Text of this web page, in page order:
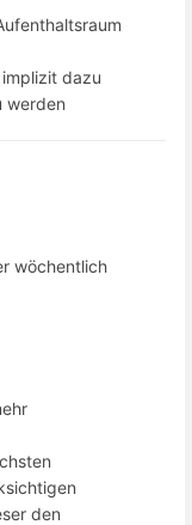
dazu
werden
wöchentlich
den